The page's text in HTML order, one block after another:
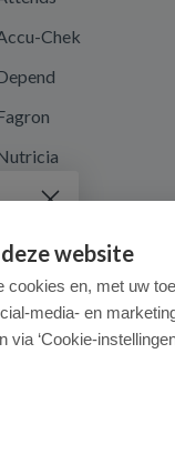
Chek
website
cookies en, met uw
media- en
via ‘Cookie-